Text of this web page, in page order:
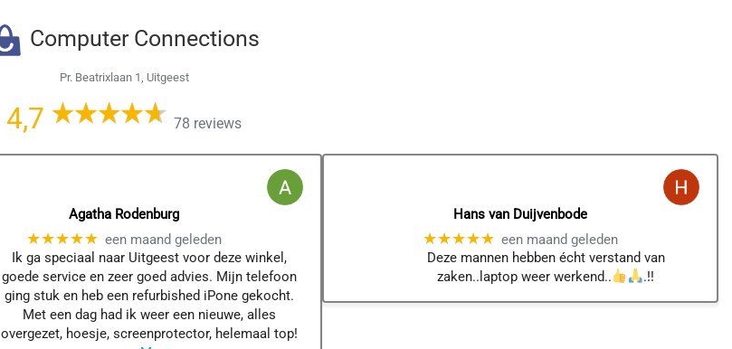
Computer Connections
Pr. Beatrixlaan 1, Uitgeest
4,7 78 reviews
Agatha Rodenburg
★★★★★ een maand geleden
Ik ga speciaal naar Uitgeest voor deze winkel,
goede service en zeer goed advies. Mijn telefoon
ging stuk en heb een refurbished iPone gekocht.
Met een dag had ik weer een nieuwe, alles
overgezet, hoesje, screenprotector, helemaal top!
Hans van Duijvenbode
★★★★★ een maand geleden
Deze mannen hebben écht verstand van
zaken..laptop weer werkend..
.!!